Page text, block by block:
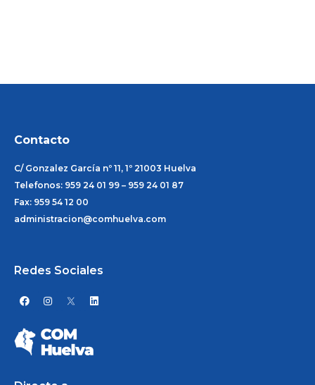
Contacto
C/ Gonzalez García nº 11, 1º 21003 Huelva
Telefonos: 959 24 01 99 – 959 24 01 87
Fax: 959 54 12 00
administracion@comhuelva.com
Redes Sociales
F
a
e
b
o
o
I
n
a
g
r
L
i
i